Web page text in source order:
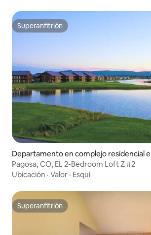
Superanfitrión
Superanfitrión
Departamento en complejo residencial
osa Springs
Pagosa, CO, EL 2-Bedroom Loft Z #2
Ubicación · Valor · Esquí
Superanfitrión
Superanfitrión